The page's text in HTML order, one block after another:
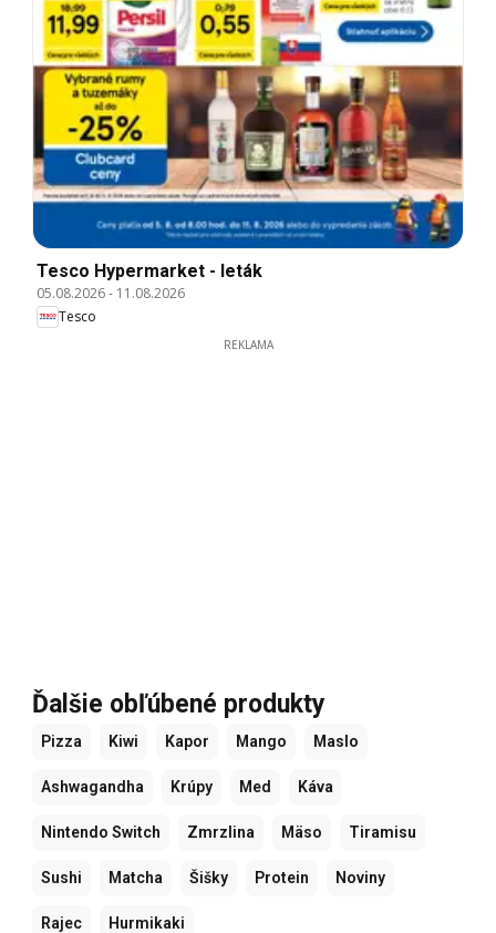
Tesco Hypermarket - leták
05.08.2026- 11.08.2026
Tesco
REKLAMA
Ďalšie obľúbené produkty
Pizza Kiwi Kapor Mango Maslo
Ashwagandha Krúpy Med Káva
Nintendo Switch Zmrzlina Mäso Tiramisu
Sushi Matcha Šišky Protein Noviny
Rajec Hurmikaki